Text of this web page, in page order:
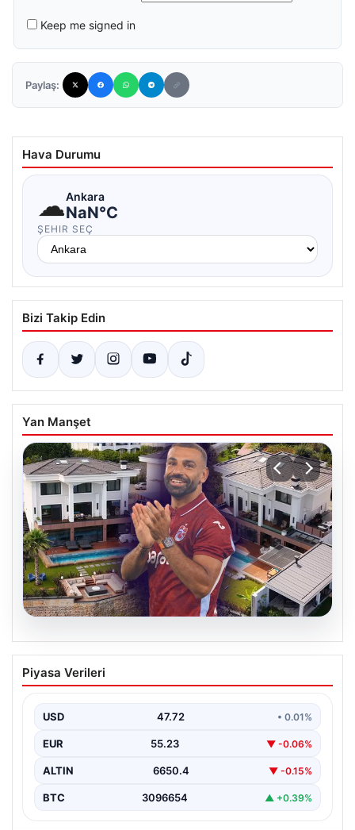
Keep me signed in
Paylaş:
Hava Durumu
☁Ankara
NaN°C
ŞEHIR SEÇ
Bizi Takip Edin
Yan Manşet
08.08.2026
Salah’ın Trabzon’da yaşayacağı lüks
villa belli oldu! Resmen yok yok…
Piyasa Verileri
USD 47.72 • 0.01%
EUR 55.23 ▼ -0.06%
ALTIN 6650.4 ▼ -0.15%
BTC 3096654 ▲ +0.39%